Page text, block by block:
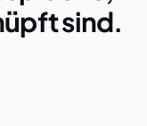
sind.